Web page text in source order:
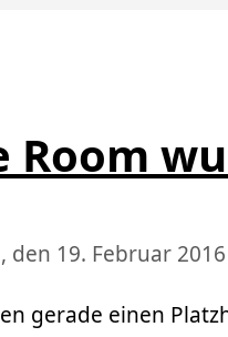
Room
den 19. Februar 2016
gerade einen